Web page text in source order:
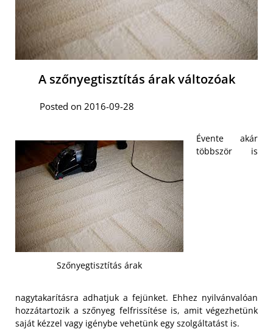
A szőnyegtisztítás árak változóak
Posted on 2016-09-28
Szőnyegtisztítás árak
Évente akár
többször is
nagytakarításra adhatjuk a fejünket. Ehhez nyilvánvalóan
hozzátartozik a szőnyeg felfrissítése is, amit végezhetünk
saját kézzel vagy igénybe vehetünk egy szolgáltatást is.